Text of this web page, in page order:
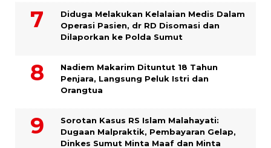
Diduga Melakukan Kelalaian Medis Dalam
Operasi Pasien, dr RD Disomasi dan
Dilaporkan ke Polda Sumut
​Nadiem Makarim Dituntut 18 Tahun
Penjara, Langsung Peluk Istri dan
Orangtua
Sorotan Kasus RS Islam Malahayati:
Dugaan Malpraktik, Pembayaran Gelap,
Dinkes Sumut Minta Maaf dan Minta